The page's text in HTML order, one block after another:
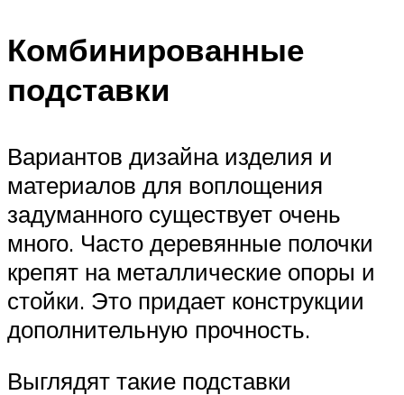
Комбинированные
подставки
Вариантов дизайна изделия и
материалов для воплощения
задуманного существует очень
много. Часто деревянные полочки
крепят на металлические опоры и
стойки. Это придает конструкции
дополнительную прочность.
Выглядят такие подставки